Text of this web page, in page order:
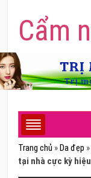
Cẩm
Trang chủ » Da đẹp »
tại nhà cực kỳ